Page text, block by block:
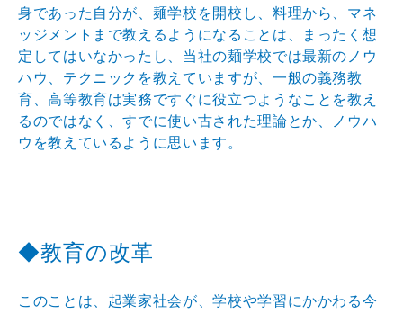
身であった自分が、麺学校を開校し、料理から、マネ
ッジメントまで教えるようになることは、まったく想
定してはいなかったし、当社の麺学校では最新のノウ
ハウ、テクニックを教えていますが、一般の義務教
育、高等教育は実務ですぐに役立つようなことを教え
るのではなく、すでに使い古された理論とか、ノウハ
ウを教えているように思います。
◆教育の改革
このことは、起業家社会が、学校や学習にかかわる今